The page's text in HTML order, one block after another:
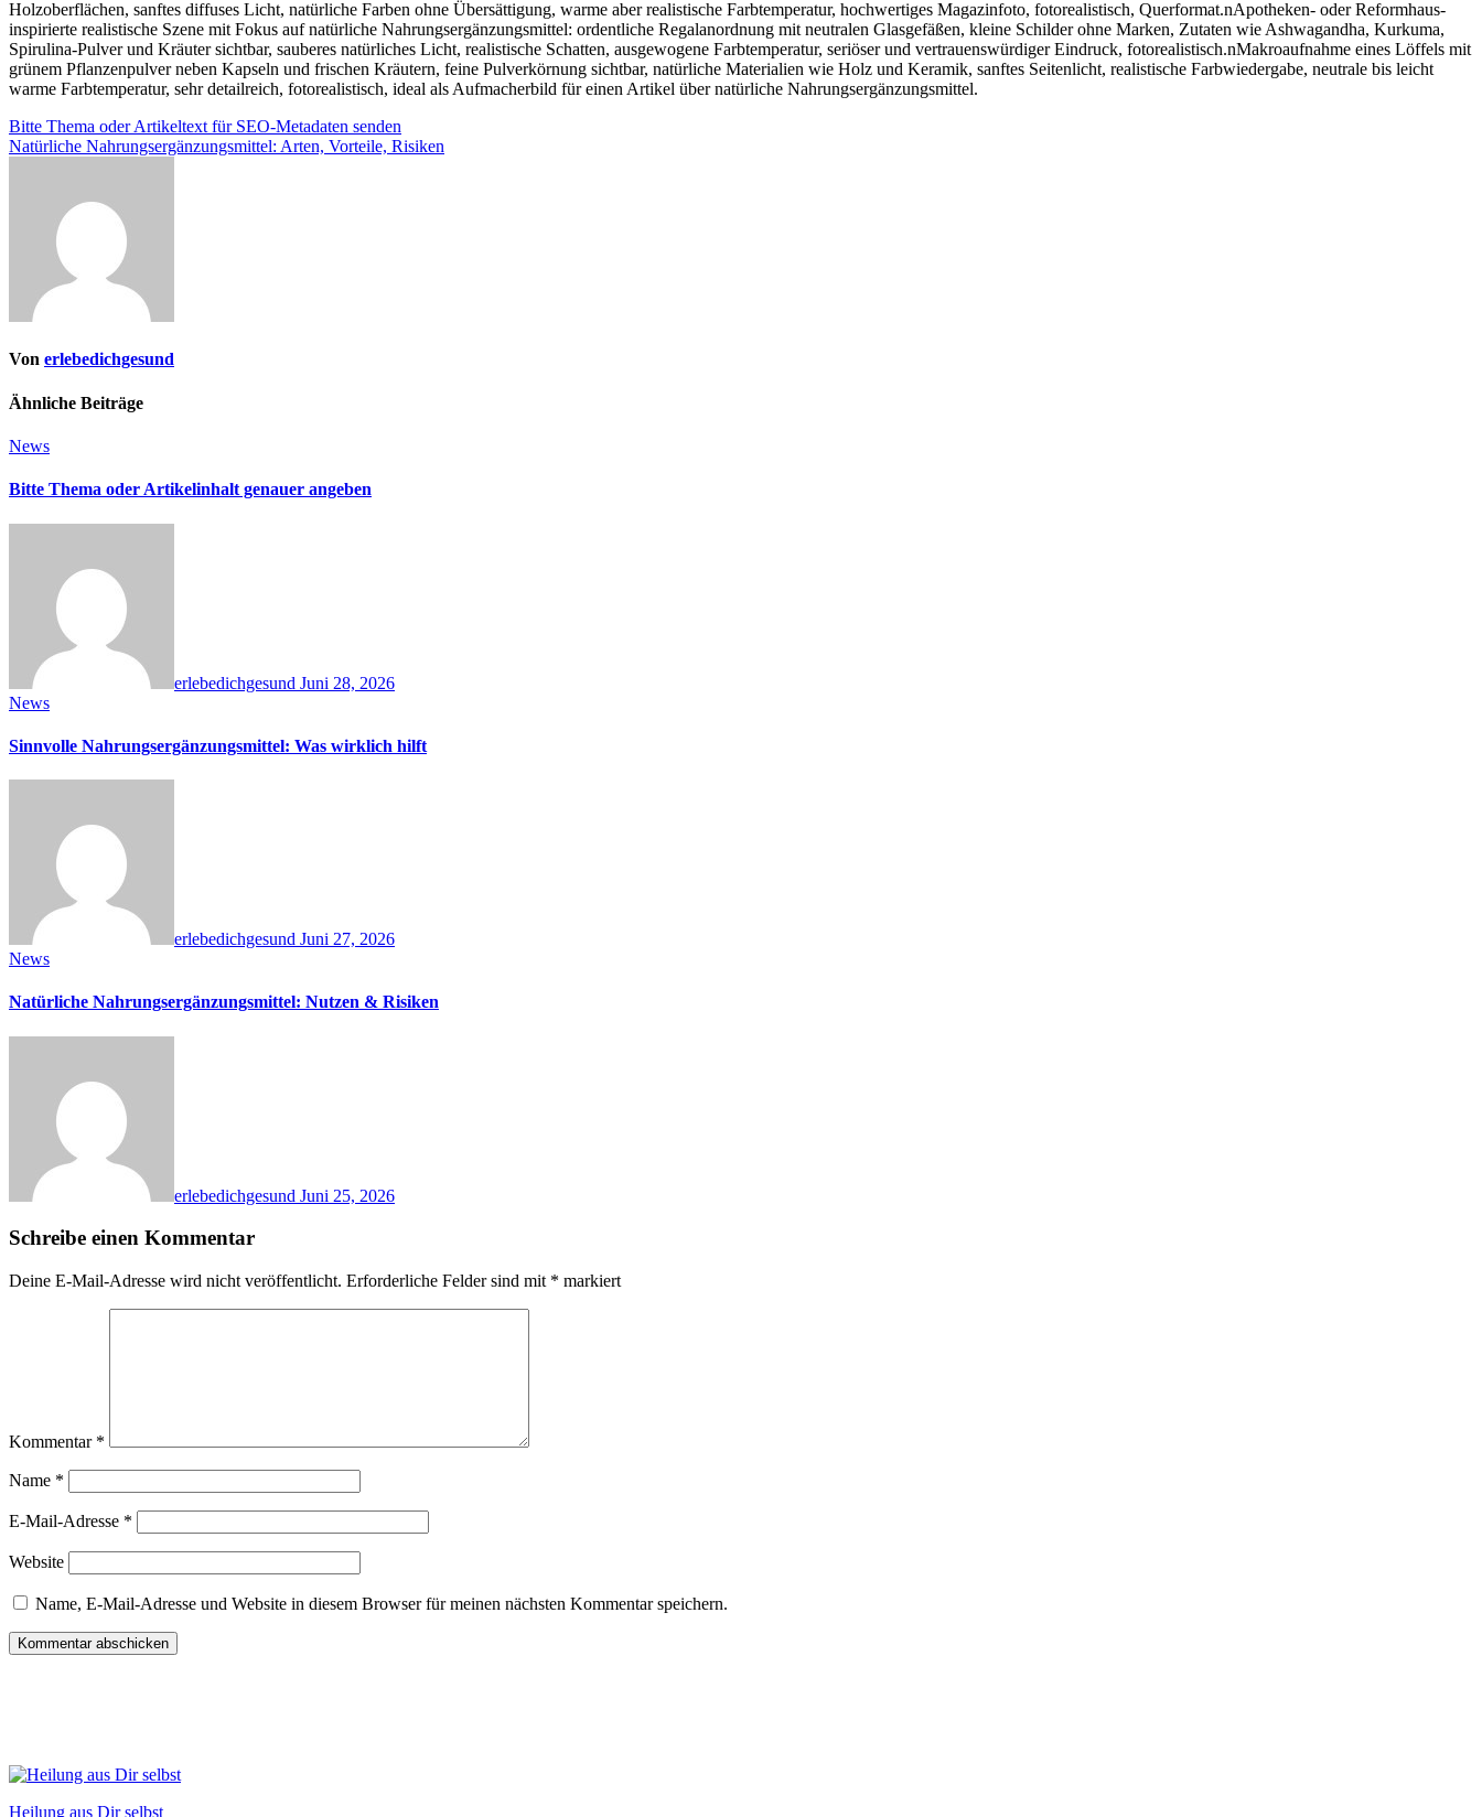
Beitragsnavigation
Bitte Thema oder Artikeltext für SEO-Metadaten senden
Natürliche Nahrungsergänzungsmittel: Arten, Vorteile, Risiken
Von erlebedichgesund
Ähnliche Beiträge
News
Bitte Thema oder Artikelinhalt genauer angeben
erlebedichgesund Juni 28, 2026
News
Sinnvolle Nahrungsergänzungsmittel: Was wirklich hilft
erlebedichgesund Juni 27, 2026
News
Natürliche Nahrungsergänzungsmittel: Nutzen & Risiken
erlebedichgesund Juni 25, 2026
Schreibe einen Kommentar
Deine E-Mail-Adresse wird nicht veröffentlicht. Erforderliche Felder sind mit * markiert
Kommentar *
Name *
E-Mail-Adresse *
Website
Name, E-Mail-Adresse und Website in diesem Browser für meinen nächsten Kommentar speichern.
Heilung aus Dir selbst